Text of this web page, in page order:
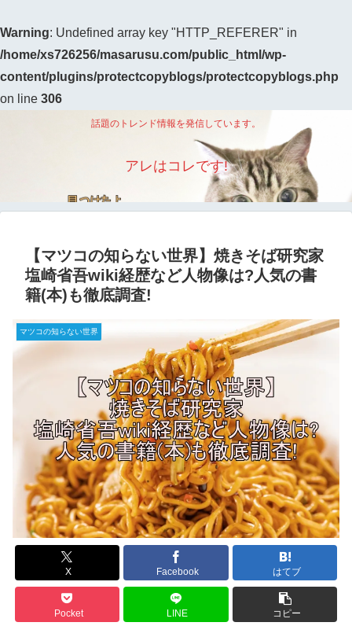
Warning: Undefined array key "HTTP_REFERER" in
/home/xs726256/masarusu.com/public_html/wp-
content/plugins/protectcopyblogs/protectcopyblogs.php
on line 306
話題のトレンド情報を発信しています。
アレはコレです!
【マツコの知らない世界】焼きそば研究家
塩崎省吾wiki経歴など人物像は?人気の書
籍(本)も徹底調査!
マツコの知らない世界
X Facebook はてブ
Pocket LINE コピー